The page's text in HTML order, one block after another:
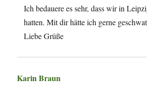
Ich bedauere es sehr, dass wir in
hatten. Mit dir hätte ich gerne
Liebe Grüße
Karin Braun